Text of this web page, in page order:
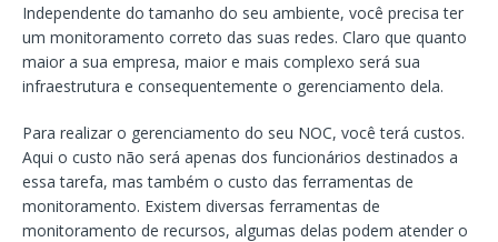
Independente do tamanho do seu ambiente, você precisa ter
um monitoramento correto das suas redes. Claro que quanto
maior a sua empresa, maior e mais complexo será sua
infraestrutura e consequentemente o gerenciamento dela.
Para realizar o gerenciamento do seu NOC, você terá custos.
Aqui o custo não será apenas dos funcionários destinados a
essa tarefa, mas também o custo das ferramentas de
monitoramento. Existem diversas ferramentas de
monitoramento de recursos, algumas delas podem atender o